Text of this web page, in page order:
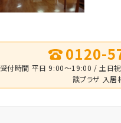
0120-
受付時間 平日 9:00～19:00 / 土日
談プラザ 入居